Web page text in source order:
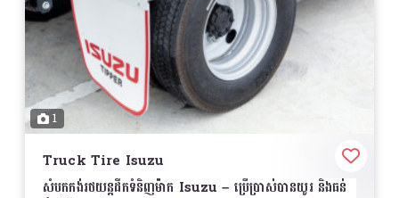
លក្ខណៈពិសេស
ការពារធូលី និងសំណល់ឧស្ម័ន
– រក្សាបានសភាពស្អាតសម្រាប់
ម៉ាស៊ីន
ធន់នឹងការប្រើប្រាស់យូរ – ផលិតពីសម្ភារៈគុណភាពខ្ពស់
ជួយបង្កើនសមត្ថភាពម៉ាស៊ីន – បង្កើនការចម្លងខ្យល់ចូលម៉ាស៊ីន
សម្រាប់ការប្រើប្រាស់ប្រេងសុទ្ធសាធ
សមស្របសម្រាប់ម៉ូតូ Honda
Wave, Dream,
Click, PCX, Scoopy, ADV, CBR និងម៉ូដែល
1
Truck Tire Isuzu
សំបកកង់រថយន្តដឹកទំនិញម៉ាក Isuzu – ប្រើប្រាស់បានយូរ និងធន់